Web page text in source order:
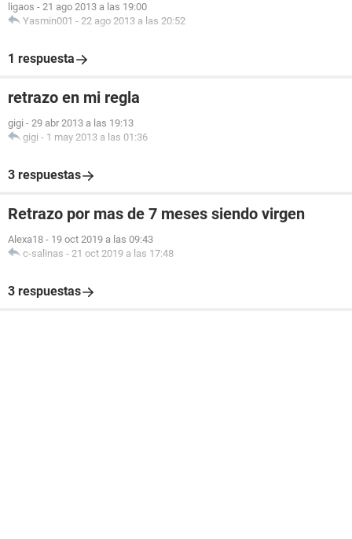
ligaos - 21 ago 2013 a las 19:00
Yasmin001 - 22 ago 2013 a las 20:52
1 respuesta
retrazo en mi regla
gigi - 29 abr 2013 a las 19:13
gigi - 1 may 2013 a las 01:36
3 respuestas
Retrazo por mas de 7 meses siendo virgen
Alexa18 - 19 oct 2019 a las 09:43
c-salinas - 21 oct 2019 a las 17:48
3 respuestas